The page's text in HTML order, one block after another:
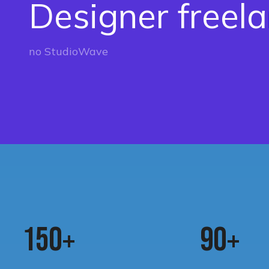
Designer
no StudioWave
150+ 90+